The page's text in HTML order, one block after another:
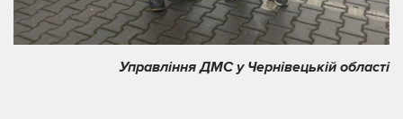
Управління ДМС у Чернівецькій області